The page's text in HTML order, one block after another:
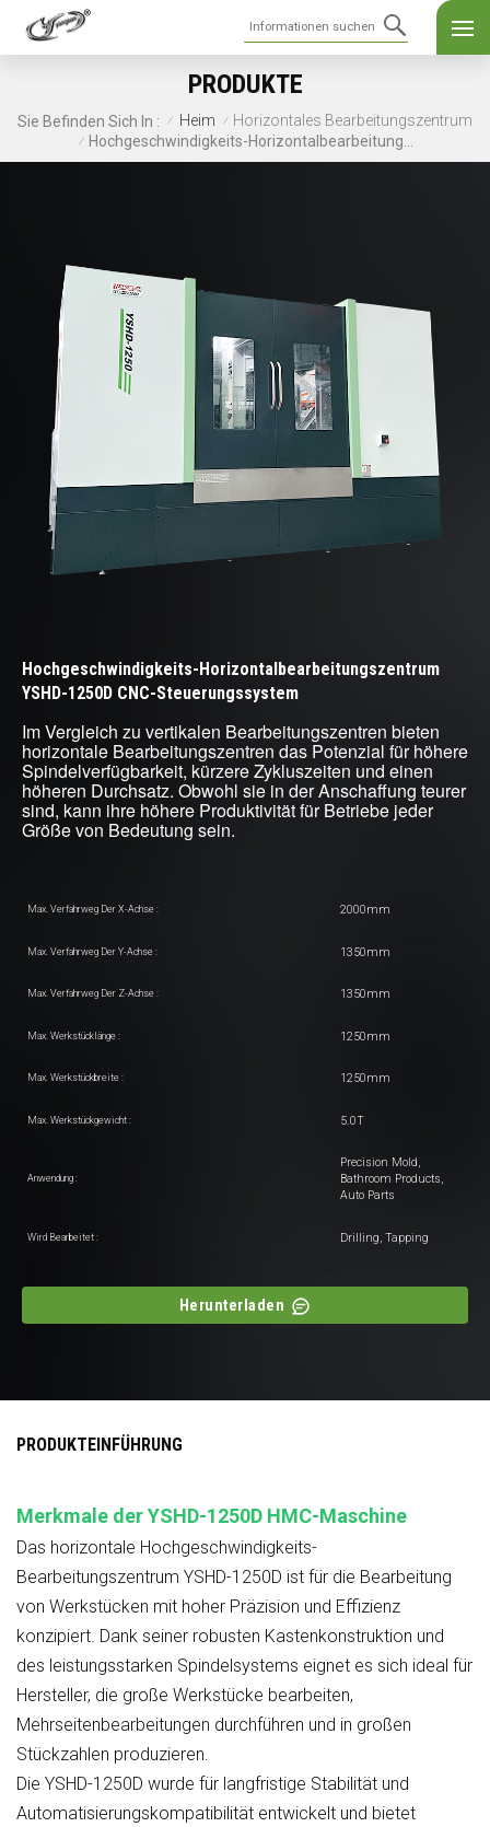
PRODUKTE
Sie Befinden Sich In : / Heim / Horizontales Bearbeitungszentrum
/
Hochgeschwindigkeits-Horizontalbearbeitungszentrum
YSHD-1250D CNC-Steuerungssystem
Im Vergleich zu vertikalen Bearbeitungszentren bieten
horizontale Bearbeitungszentren das Potenzial für höhere
Spindelverfügbarkeit, kürzere Zykluszeiten und einen
höheren Durchsatz. Obwohl sie in der Anschaffung teurer
sind, kann ihre höhere Produktivität für Betriebe jeder
Größe von Bedeutung sein.
Max. Verfahrweg Der X-Achse : 2000mm
Max. Verfahrweg Der Y-Achse : 1350mm
Max. Verfahrweg Der Z-Achse : 1350mm
Max. Werkstücklänge : 1250mm
Max. Werkstückbreite : 1250mm
Max. Werkstückgewicht : 5.0T
Anwendung :
Precision Mold,
Bathroom Products,
Auto Parts
Wird Bearbeitet : Drilling, Tapping
Herunterladen
PRODUKTEINFÜHRUNG
Merkmale der YSHD-1250D HMC-Maschine
Das horizontale Hochgeschwindigkeits-
Bearbeitungszentrum YSHD-1250D ist für die Bearbeitung
von Werkstücken mit hoher Präzision und Effizienz
konzipiert. Dank seiner robusten Kastenkonstruktion und
des leistungsstarken Spindelsystems eignet es sich ideal für
Hersteller, die große Werkstücke bearbeiten,
Mehrseitenbearbeitungen durchführen und in großen
Stückzahlen produzieren.
Die YSHD-1250D wurde für langfristige Stabilität und
Automatisierungskompatibilität entwickelt und bietet